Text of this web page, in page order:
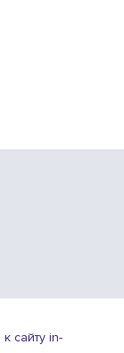
сайту in-